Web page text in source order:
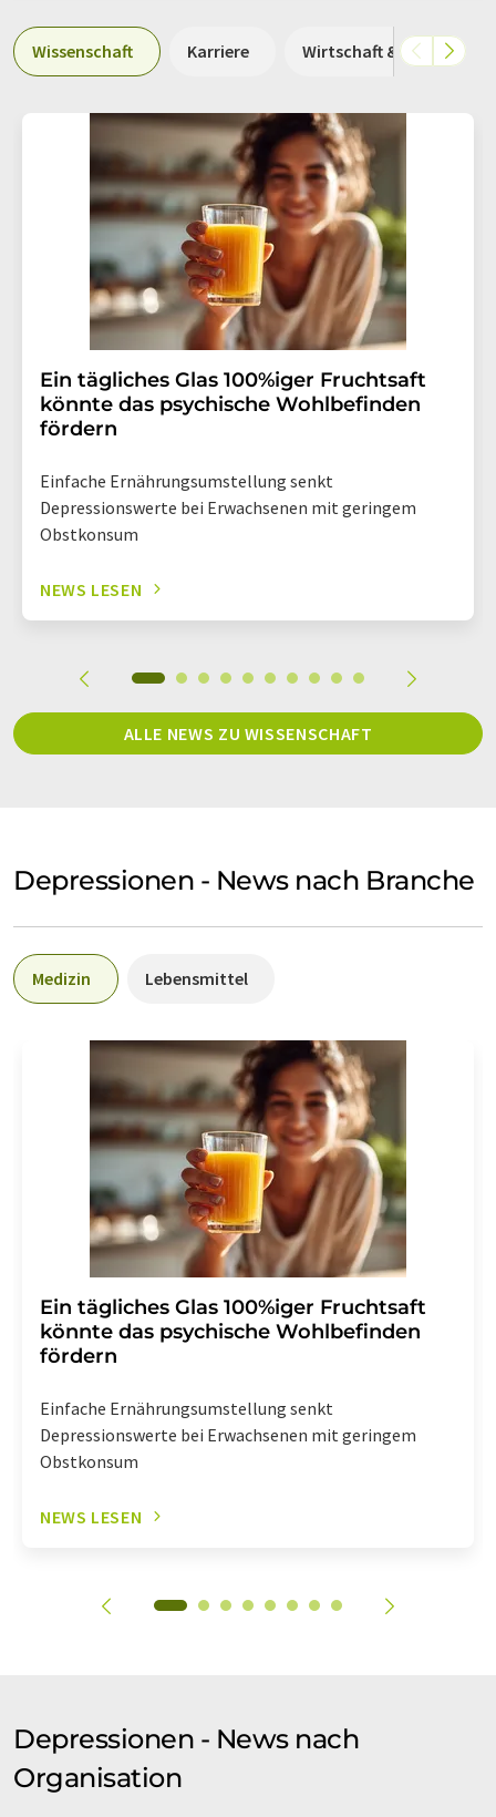
Wissenschaft Karriere Wirtschaft & Finanzen
Ein tägliches Glas 100%iger Fruchtsaft
könnte das psychische Wohlbefinden
fördern
Einfache Ernährungsumstellung senkt
Depressionswerte bei Erwachsenen mit geringem
Obstkonsum
NEWS LESEN
ALLE NEWS ZU WISSENSCHAFT
Depressionen - News nach Branche
Medizin Lebensmittel
Ein tägliches Glas 100%iger Fruchtsaft
könnte das psychische Wohlbefinden
fördern
Einfache Ernährungsumstellung senkt
Depressionswerte bei Erwachsenen mit geringem
Obstkonsum
NEWS LESEN
Depressionen - News nach
Organisation